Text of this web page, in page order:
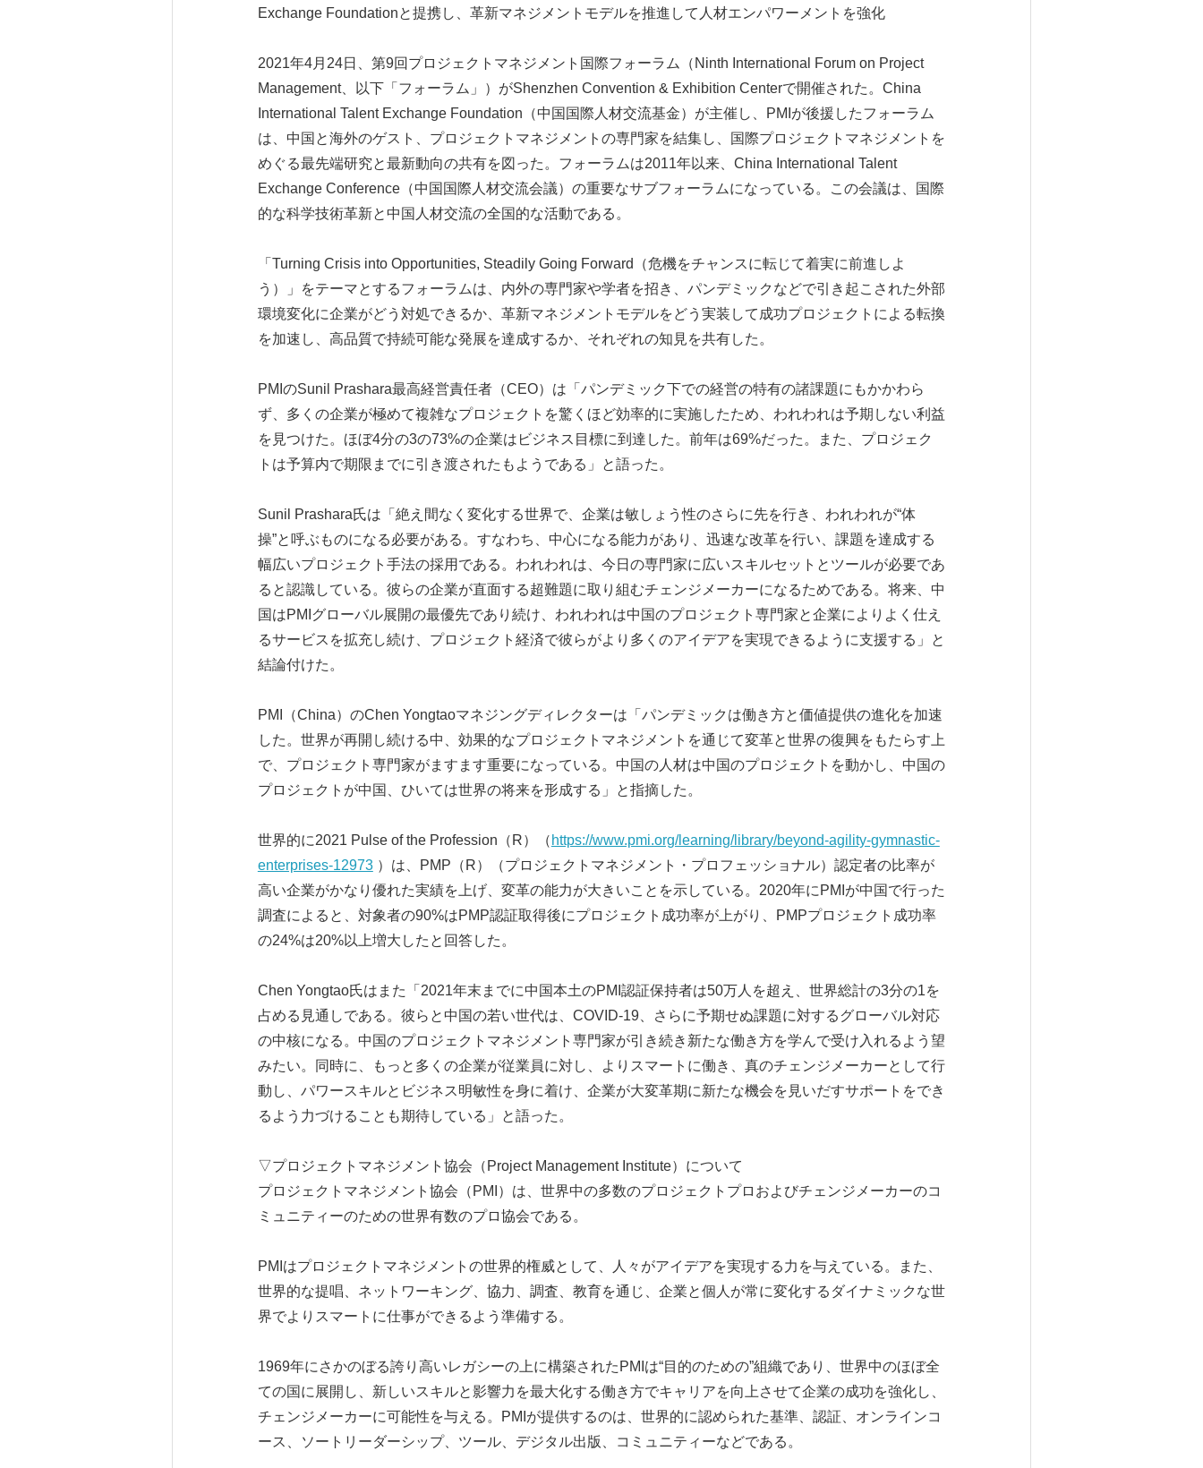
Exchange Foundationと提携し、革新マネジメントモデルを推進して人材エンパワーメントを強化
2021年4月24日、第9回プロジェクトマネジメント国際フォーラム（Ninth International Forum on Project
Management、以下「フォーラム」）がShenzhen Convention & Exhibition Centerで開催された。China
International Talent Exchange Foundation（中国国際人材交流基金）が主催し、PMIが後援したフォーラム
は、中国と海外のゲスト、プロジェクトマネジメントの専門家を結集し、国際プロジェクトマネジメントを
めぐる最先端研究と最新動向の共有を図った。フォーラムは2011年以来、China International Talent
Exchange Conference（中国国際人材交流会議）の重要なサブフォーラムになっている。この会議は、国際
的な科学技術革新と中国人材交流の全国的な活動である。
「Turning Crisis into Opportunities, Steadily Going Forward（危機をチャンスに転じて着実に前進しよ
う）」をテーマとするフォーラムは、内外の専門家や学者を招き、パンデミックなどで引き起こされた外部
環境変化に企業がどう対処できるか、革新マネジメントモデルをどう実装して成功プロジェクトによる転換
を加速し、高品質で持続可能な発展を達成するか、それぞれの知見を共有した。
PMIのSunil Prashara最高経営責任者（CEO）は「パンデミック下での経営の特有の諸課題にもかかわら
ず、多くの企業が極めて複雑なプロジェクトを驚くほど効率的に実施したため、われわれは予期しない利益
を見つけた。ほぼ4分の3の73%の企業はビジネス目標に到達した。前年は69%だった。また、プロジェク
トは予算内で期限までに引き渡されたもようである」と語った。
Sunil Prashara氏は「絶え間なく変化する世界で、企業は敏しょう性のさらに先を行き、われわれが“体
操”と呼ぶものになる必要がある。すなわち、中心になる能力があり、迅速な改革を行い、課題を達成する
幅広いプロジェクト手法の採用である。われわれは、今日の専門家に広いスキルセットとツールが必要であ
ると認識している。彼らの企業が直面する超難題に取り組むチェンジメーカーになるためである。将来、中
国はPMIグローバル展開の最優先であり続け、われわれは中国のプロジェクト専門家と企業によりよく仕え
るサービスを拡充し続け、プロジェクト経済で彼らがより多くのアイデアを実現できるように支援する」と
結論付けた。
PMI（China）のChen Yongtaoマネジングディレクターは「パンデミックは働き方と価値提供の進化を加速
した。世界が再開し続ける中、効果的なプロジェクトマネジメントを通じて変革と世界の復興をもたらす上
で、プロジェクト専門家がますます重要になっている。中国の人材は中国のプロジェクトを動かし、中国の
プロジェクトが中国、ひいては世界の将来を形成する」と指摘した。
世界的に2021 Pulse of the Profession（R）（ https://www.pmi.org/learning/library/beyond-agility-gymnastic-
enterprises-12973）は、PMP（R）（プロジェクトマネジメント・プロフェッショナル）認定者の比率が
高い企業がかなり優れた実績を上げ、変革の能力が大きいことを示している。2020年にPMIが中国で行った
調査によると、対象者の90%はPMP認証取得後にプロジェクト成功率が上がり、PMPプロジェクト成功率
の24%は20%以上増大したと回答した。
Chen Yongtao氏はまた「2021年末までに中国本土のPMI認証保持者は50万人を超え、世界総計の3分の1を
占める見通しである。彼らと中国の若い世代は、COVID-19、さらに予期せぬ課題に対するグローバル対応
の中核になる。中国のプロジェクトマネジメント専門家が引き続き新たな働き方を学んで受け入れるよう望
みたい。同時に、もっと多くの企業が従業員に対し、よりスマートに働き、真のチェンジメーカーとして行
動し、パワースキルとビジネス明敏性を身に着け、企業が大変革期に新たな機会を見いだすサポートをでき
るよう力づけることも期待している」と語った。
▽プロジェクトマネジメント協会（Project Management Institute）について
プロジェクトマネジメント協会（PMI）は、世界中の多数のプロジェクトプロおよびチェンジメーカーのコ
ミュニティーのための世界有数のプロ協会である。
PMIはプロジェクトマネジメントの世界的権威として、人々がアイデアを実現する力を与えている。また、
世界的な提唱、ネットワーキング、協力、調査、教育を通じ、企業と個人が常に変化するダイナミックな世
界でよりスマートに仕事ができるよう準備する。
1969年にさかのぼる誇り高いレガシーの上に構築されたPMIは“目的のための”組織であり、世界中のほぼ全
ての国に展開し、新しいスキルと影響力を最大化する働き方でキャリアを向上させて企業の成功を強化し、
チェンジメーカーに可能性を与える。PMIが提供するのは、世界的に認められた基準、認証、オンラインコ
ース、ソートリーダーシップ、ツール、デジタル出版、コミュニティーなどである。
Japanese
English